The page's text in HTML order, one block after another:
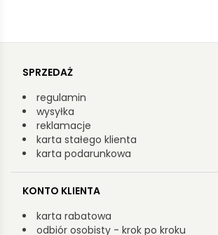
SPRZEDAŻ
regulamin
wysyłka
reklamacje
karta stałego klienta
karta podarunkowa
KONTO KLIENTA
karta rabatowa
odbiór osobisty - krok po kroku